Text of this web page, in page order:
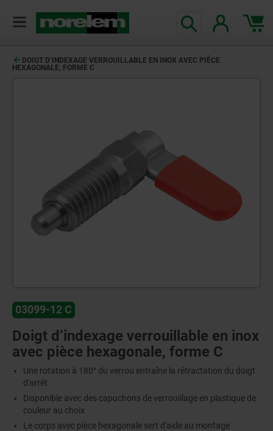
DOIGT D’INDEXAGE VERROUILLABLE EN INOX AVEC PIÈCE
HEXAGONALE, FORME C
03099-12 C
Doigt d’indexage verrouillable en inox
avec pièce hexagonale, forme C
Une rotation à 180° du verrou entraîne la rétractation du doigt
d'arrêt
Disponible avec des capuchons de verrouiilage en plastique de
couleur au choix
Le corps avec pièce hexagonale sert d'aide au montage